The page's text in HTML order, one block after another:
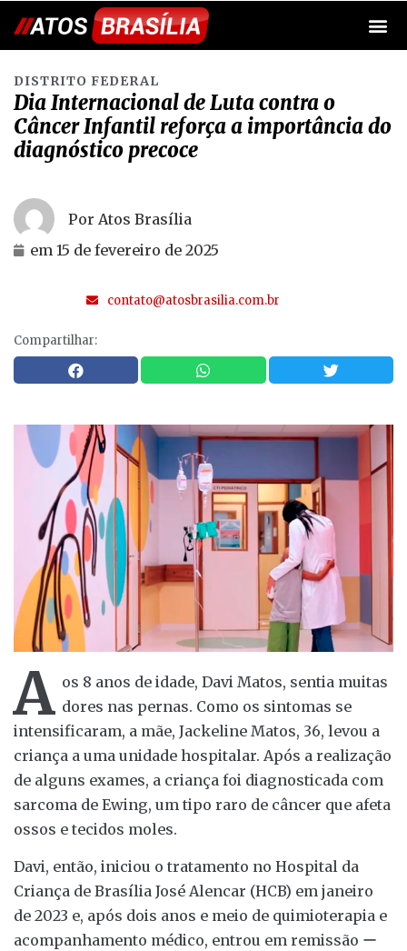
DISTRITO FEDERAL
Dia Internacional de Luta contra o
Câncer Infantil reforça a importância do
diagnóstico precoce
Por Atos Brasília
em 15 de fevereiro de 2025
contato@atosbrasilia.com.br
Compartilhar:
A os 8 anos de idade, Davi Matos, sentia muitas
dores nas pernas. Como os sintomas se
intensificaram, a mãe, Jackeline Matos, 36, levou a
criança a uma unidade hospitalar. Após a realização
de alguns exames, a criança foi diagnosticada com
sarcoma de Ewing, um tipo raro de câncer que afeta
ossos e tecidos moles.
Davi, então, iniciou o tratamento no Hospital da
Criança de Brasília José Alencar (HCB) em janeiro
de 2023 e, após dois anos e meio de quimioterapia e
acompanhamento médico, entrou em remissão ー